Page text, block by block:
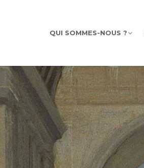
QUI SOMMES-NOUS ?